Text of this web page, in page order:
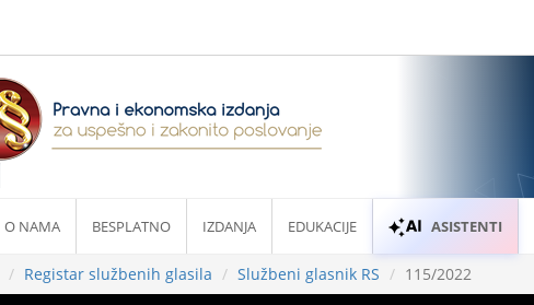
O NAMA BESPLATNO IZDANJA EDUKACIJE ASISTENTI
Registar službenih glasila Službeni glasnik RS 115/2022